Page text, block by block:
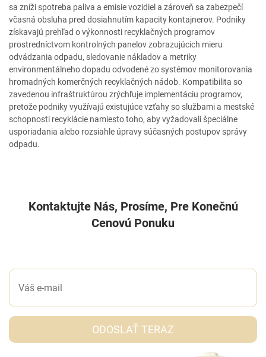
sa zníži spotreba paliva a emisie vozidiel a zároveň sa zabezpečí
včasná obsluha pred dosiahnutím kapacity kontajnerov. Podniky
získavajú prehľad o výkonnosti recyklačných programov
prostredníctvom kontrolných panelov zobrazujúcich mieru
odvádzania odpadu, sledovanie nákladov a metriky
environmentálneho dopadu odvodené zo systémov monitorovania
hromadných komerčných recyklačných nádob. Kompatibilita so
zavedenou infraštruktúrou zrýchľuje implementáciu programov,
pretože podniky využívajú existujúce vzťahy so službami a mestské
schopnosti recyklácie namiesto toho, aby vyžadovali špeciálne
usporiadania alebo rozsiahle úpravy súčasných postupov správy
odpadu.
Kontaktujte Nás, Prosíme, Pre Konečnú
Cenovú Ponuku
ODOSLAŤ TERAZ